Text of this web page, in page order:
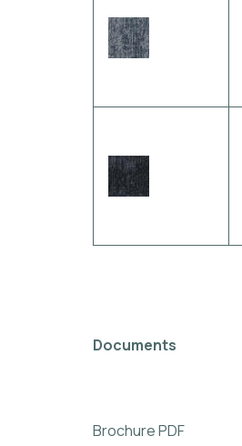
Documents
Brochure PDF